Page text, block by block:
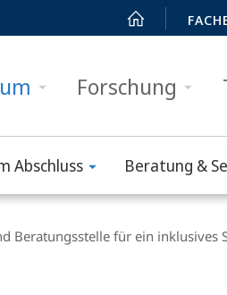
Forschung
Abschluss Beratung &
Beratungsstelle für ein inklusives